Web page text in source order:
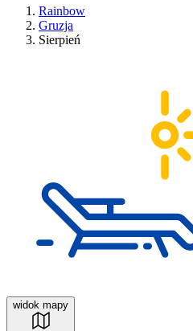
Rainbow
Gruzja
Sierpień
widok mapy